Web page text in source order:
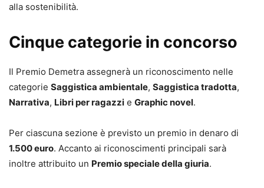
alla sostenibilità.
Cinque categorie in concorso
Il Premio Demetra assegnerà un riconoscimento nelle
categorie Saggistica ambientale, Saggistica tradotta,
Narrativa, Libri per ragazzi e Graphic novel.
Per ciascuna sezione è previsto un premio in denaro di
1.500 euro. Accanto ai riconoscimenti principali sarà
inoltre attribuito un Premio speciale della giuria.